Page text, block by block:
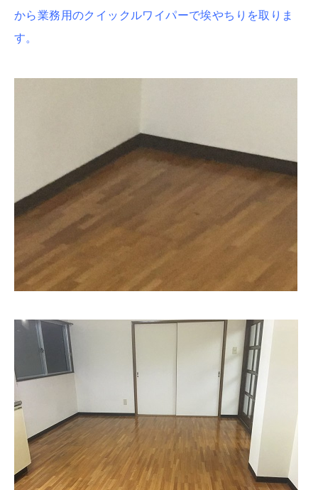
から業務用のクイックルワイパーで埃やちりを取りま
す。